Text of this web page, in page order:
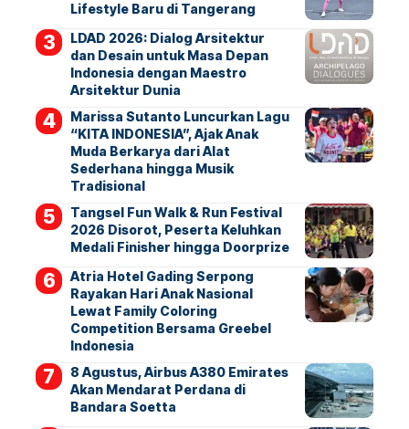
Lifestyle Baru di Tangerang
LDAD 2026: Dialog Arsitektur
dan Desain untuk Masa Depan
Indonesia dengan Maestro
Arsitektur Dunia
Marissa Sutanto Luncurkan Lagu
“KITA INDONESIA”, Ajak Anak
Muda Berkarya dari Alat
Sederhana hingga Musik
Tradisional
Tangsel Fun Walk & Run Festival
2026 Disorot, Peserta Keluhkan
Medali Finisher hingga Doorprize
Atria Hotel Gading Serpong
Rayakan Hari Anak Nasional
Lewat Family Coloring
Competition Bersama Greebel
Indonesia
8 Agustus, Airbus A380 Emirates
Akan Mendarat Perdana di
Bandara Soetta